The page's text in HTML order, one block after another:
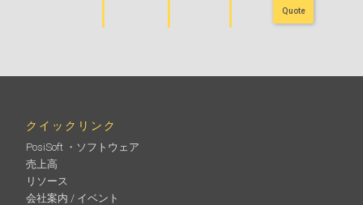
Quote
クイックリンク
PosiSoft ・ソフトウェア
売上高
リソース
会社案内 / イベント